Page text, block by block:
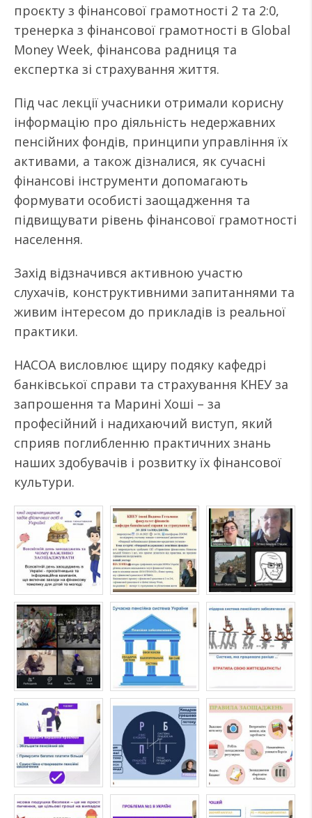
проєкту з фінансової грамотності 2 та 2:0,
тренерка з фінансової грамотності в Global
Money Week, фінансова радниця та
експертка зі страхування життя.
Під час лекції учасники отримали корисну
інформацію про діяльність недержавних
пенсійних фондів, принципи управління їх
активами, а також дізналися, як сучасні
фінансові інструменти допомагають
формувати особисті заощадження та
підвищувати рівень фінансової грамотності
населення.
Захід відзначився активною участю
слухачів, конструктивними запитаннями та
живим інтересом до прикладів із реальної
практики.
НАСОА висловлює щиру подяку кафедрі
банківської справи та страхування КНЕУ за
запрошення та Марині Хоші – за
професійний і надихаючий виступ, який
сприяв поглибленню практичних знань
наших здобувачів і розвитку їх фінансової
культури.